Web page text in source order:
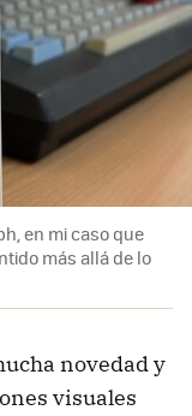
en mi caso que
más allá de lo
novedad y
visuales